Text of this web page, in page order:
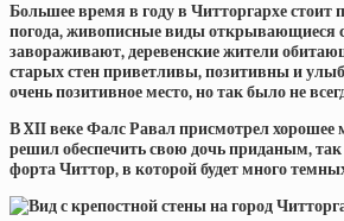
Большее время в году в Читторгархе стоит
погода, живописные виды открывающиеся
завораживают, деревенские жители
старых стен приветливы, позитивны и
очень позитивное место, но так было не
В XII веке Фалс Равал присмотрел хорошее
решил обеспечить свою дочь приданым, так
форта Читтор, в которой будет много